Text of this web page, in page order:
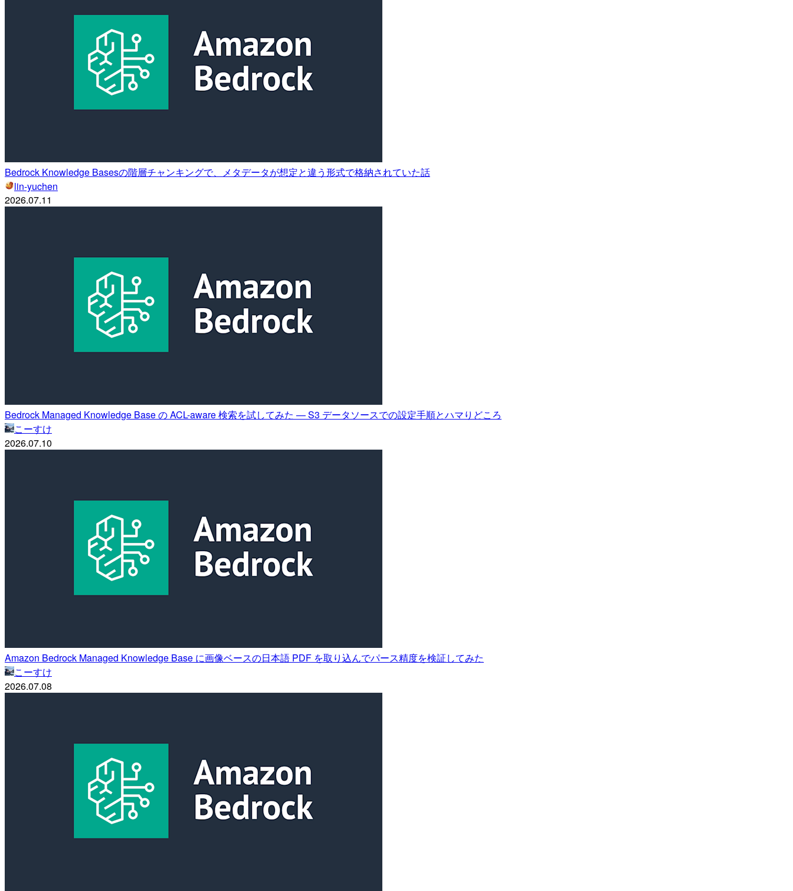
Bedrock Knowledge Basesの階層チャンキングで、メタデータが想定と違う形式で格納されていた話
lin-yuchen
2026.07.11
Bedrock Managed Knowledge Base の ACL-aware 検索を試してみた — S3 データソースでの設定手順とハマりどころ
こーすけ
2026.07.10
Amazon Bedrock Managed Knowledge Base に画像ベースの日本語 PDF を取り込んでパース精度を検証してみた
こーすけ
2026.07.08